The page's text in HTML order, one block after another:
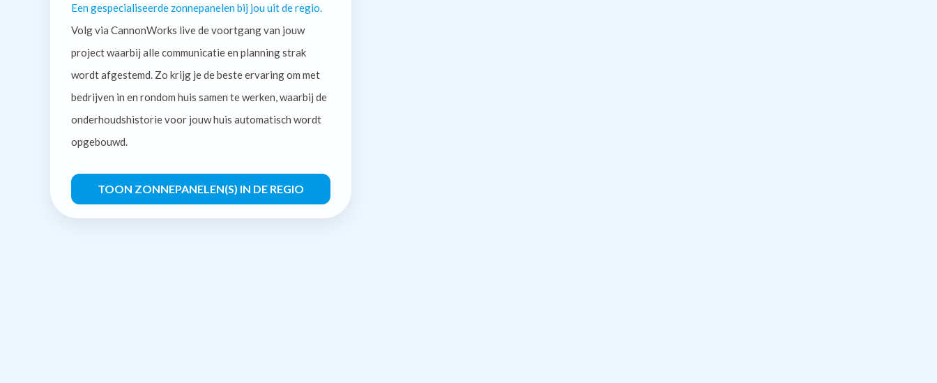
Een gespecialiseerde zonnepanelen bij jou uit de regio.
Volg via CannonWorks live de voortgang van jouw
project waarbij alle communicatie en planning strak
wordt afgestemd. Zo krijg je de beste ervaring om met
bedrijven in en rondom huis samen te werken, waarbij de
onderhoudshistorie voor jouw huis automatisch wordt
opgebouwd.
TOON ZONNEPANELEN(S) IN DE REGIO